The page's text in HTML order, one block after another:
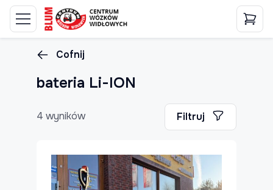
Cofnij
bateria Li-ION
4 wyników Filtruj